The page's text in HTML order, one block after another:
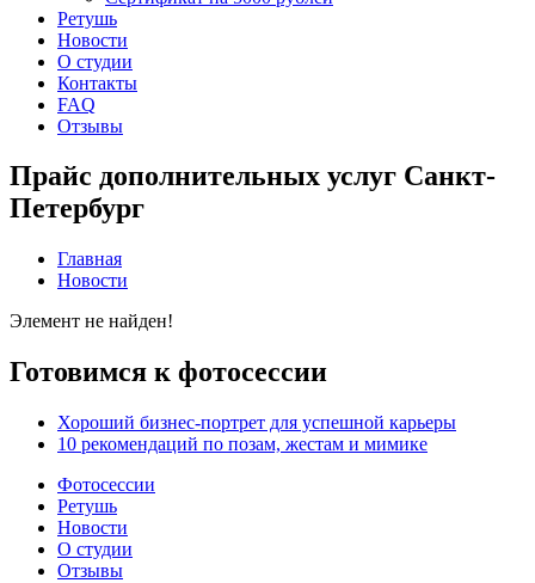
Ретушь
Новости
О студии
Контакты
FAQ
Отзывы
Прайс дополнительных услуг Санкт-
Петербург
Главная
Новости
Элемент не найден!
Готовимся к фотосессии
Хороший бизнес-портрет для успешной карьеры
10 рекомендаций по позам, жестам и мимике
Фотосессии
Ретушь
Новости
О студии
Отзывы